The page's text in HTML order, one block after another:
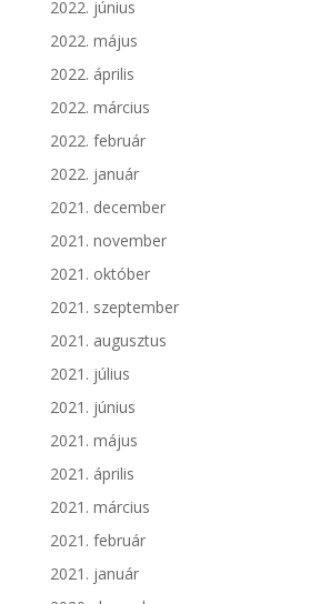
2022. június
2022. május
2022. április
2022. március
2022. február
2022. január
2021. december
2021. november
2021. október
2021. szeptember
2021. augusztus
2021. július
2021. június
2021. május
2021. április
2021. március
2021. február
2021. január